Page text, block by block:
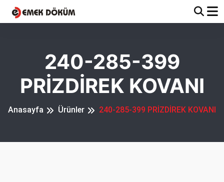
240-285-399
PRİZDİREK KOVANI
Anasayfa Ürünler 240-285-399 PRİZDİREK KOVANI